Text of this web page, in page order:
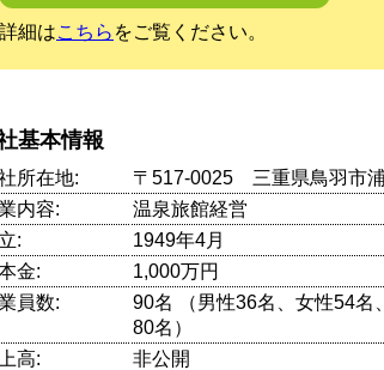
詳細はこちら をご覧ください。
基本情報
所在地:
〒517-0025 三重県鳥羽市
内容:
温泉旅館経営
:
1949年4月
金:
1,000万円
員数:
90名 （男性36名、女性54名
80名）
高:
非公開